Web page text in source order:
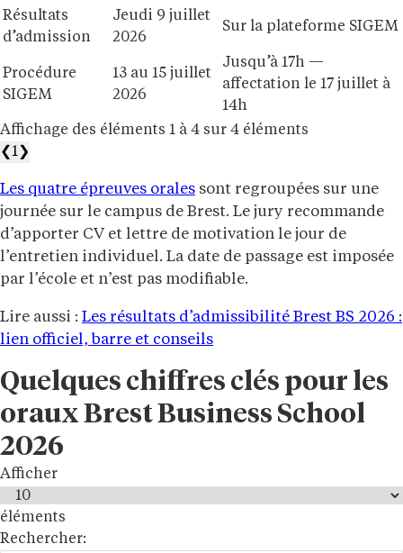
Résultats
d’admission
Jeudi 9 juillet
2026
Sur la plateforme SIGEM
Procédure
SIGEM
13 au 15 juillet
2026
Jusqu’à 17h —
affectation le 17 juillet à
14h
Affichage des éléments 1 à 4 sur 4 éléments
❮1 ❯
Les quatre épreuves orales sont regroupées sur une
journée sur le campus de Brest. Le jury recommande
d’apporter CV et lettre de motivation le jour de
l’entretien individuel. La date de passage est imposée
par l’école et n’est pas modifiable.
Lire aussi : Les résultats d’admissibilité Brest BS 2026 :
lien officiel, barre et conseils
Quelques chiffres clés pour les
oraux Brest Business School
2026
Afficher
éléments
Rechercher: